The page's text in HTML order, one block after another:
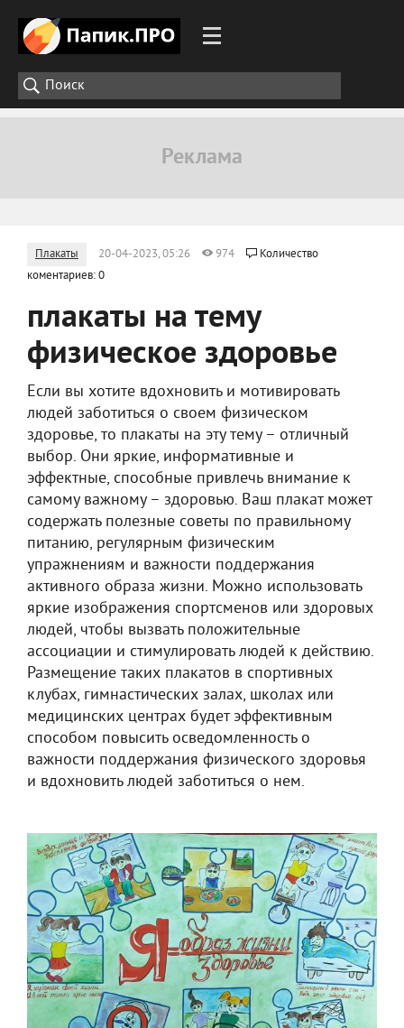
Плакаты 20-04-2023, 05:26 974
Количество
коментариев: 0
плакаты на тему
физическое здоровье
Если вы хотите вдохновить и мотивировать
людей заботиться о своем физическом
здоровье, то плакаты на эту тему – отличный
выбор. Они яркие, информативные и
эффектные, способные привлечь внимание к
самому важному – здоровью. Ваш плакат может
содержать полезные советы по правильному
питанию, регулярным физическим
упражнениям и важности поддержания
активного образа жизни. Можно использовать
яркие изображения спортсменов или здоровых
людей, чтобы вызвать положительные
ассоциации и стимулировать людей к действию.
Размещение таких плакатов в спортивных
клубах, гимнастических залах, школах или
медицинских центрах будет эффективным
способом повысить осведомленность о
важности поддержания физического здоровья
и вдохновить людей заботиться о нем.